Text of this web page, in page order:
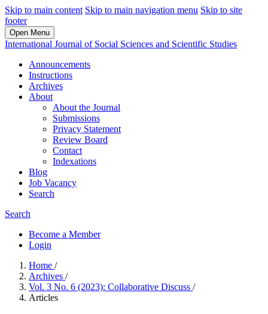
Skip to main content Skip to main navigation menu Skip to site
footer
Open Menu
International Journal of Social Sciences and Scientific Studies
Announcements
Instructions
Archives
About
About the Journal
Submissions
Privacy Statement
Review Board
Contact
Indexations
Blog
Job Vacancy
Search
Search
Become a Member
Login
Home /
Archives /
Vol. 3 No. 6 (2023): Collaborative Discuss /
Articles